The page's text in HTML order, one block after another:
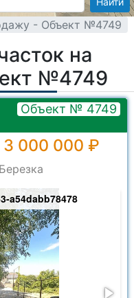
- Объект №4749
на
№4749
Объект № 4749
3 000 000 ₽
a54dabb78478